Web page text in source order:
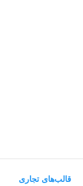
قالب‌های تجاری